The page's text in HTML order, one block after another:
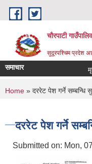
Skip to main content
चौरपाटी
सुदूरपश्चिम प्रदेश
समाचार
You are here
Home » दररेट पेश गर्ने सम्बन्धि
दररेट पेश गर्ने
Submitted on: Mon,